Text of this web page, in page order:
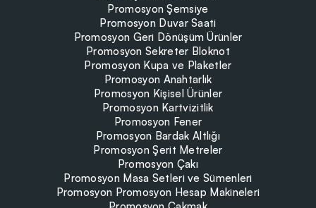
Promosyon Şemsiye
Promosyon Duvar Saati
Promosyon Geri Dönüşüm Ürünler
Promosyon Sekreter Bloknot
Promosyon Kupa ve Plaketler
Promosyon Anahtarlık
Promosyon Kişisel Ürünler
Promosyon Kartvizitlik
Promosyon Fener
Promosyon Bardak Altlığı
Promosyon Şerit Metreler
Promosyon Çakı
Promosyon Masa Setleri ve Sümenleri
Promosyon Promosyon Hesap Makineleri